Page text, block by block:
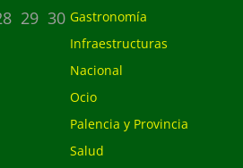
29 30 Gastronomía
Infraestructuras
Nacional
Ocio
Palencia y Provincia
Salud